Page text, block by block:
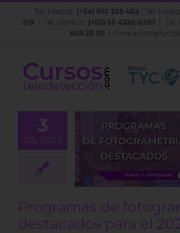
Saltar
Tel. Madrid: (+34) 910 325 482 | Tel.
319 | Tel. México: (+52) 55 4326 8287| Tel.
665 25 20
3
06, 2025
de
para
Programas de
destacados para el